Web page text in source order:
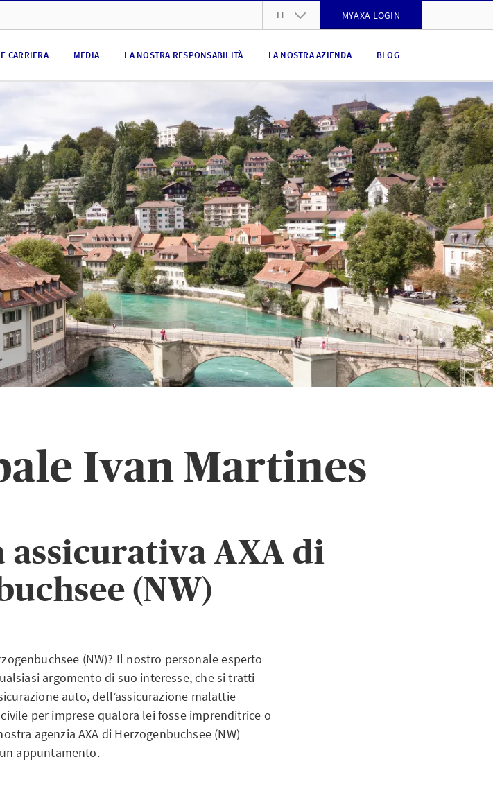
IT
EN
MYAXA LOGIN
CARRIERA MEDIA LA NOSTRA RESPONSABILITÀ LA NOSTRA AZIENDA BLOG
Ivan Martines
assicurativa AXA di
(NW)
(NW)? Il nostro personale esperto
argomento di suo interesse, che si tratti
auto, dell’assicurazione malattie
per imprese qualora lei fosse imprenditrice o
agenzia AXA di Herzogenbuchsee (NW)
appuntamento.